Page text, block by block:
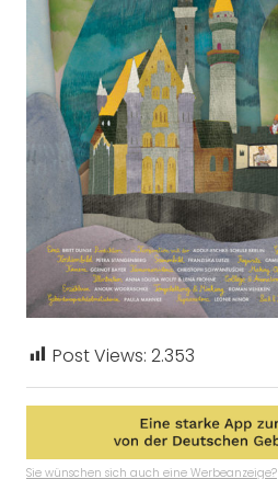
Post Views: 2.353
Sie wünschen sich auch eine Werbeanzeige?